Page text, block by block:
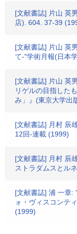
[文献書誌] 片山 英
店). 604. 37-39
[文献書誌] 片山 英
て-"学術月報(日本
[文献書誌] 片山 英
リゲルの目指した
み」』(東京大学出
[文献書誌] 月村 辰
12回-連載 (1999)
[文献書誌] 月村 辰
ストラダムスとル
[文献書誌] 浦 一章:
ォ・ヴィスコンテ
(1999)